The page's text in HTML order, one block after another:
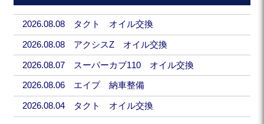
2026.08.08 タクト オイル交換
2026.08.08 アクシスZ オイル交換
2026.08.07 スーパーカブ110 オイル交換
2026.08.06 エイプ 納車整備
2026.08.04 タクト オイル交換